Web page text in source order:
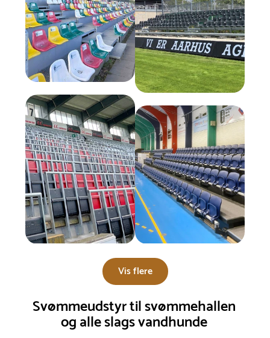
Vis flere
Svømmeudstyr til svømmehallen
og alle slags vandhunde